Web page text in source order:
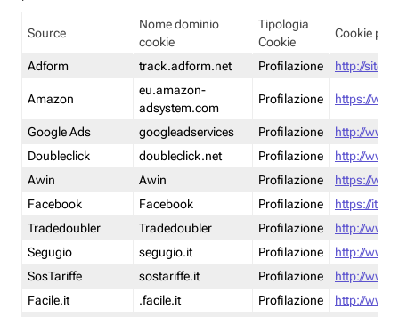
Source
Nome dominio
cookie
Tipologia
Cookie
Cookie
Adform track.adform.net Profilazione http://
Amazon
eu.amazon-
adsystem.com
Profilazione https://
Google Ads googleadservices Profilazione
http://
Doubleclick
doubleclick.net Profilazione
http://
Awin
Awin Profilazione
https://
Facebook
Facebook Profilazione
https://it-
Tradedoubler
Tradedoubler Profilazione
http://
Segugio
segugio.it Profilazione
http://
SosTariffe
sostariffe.it Profilazione
http://
Facile.it
.facile.it Profilazione
http://